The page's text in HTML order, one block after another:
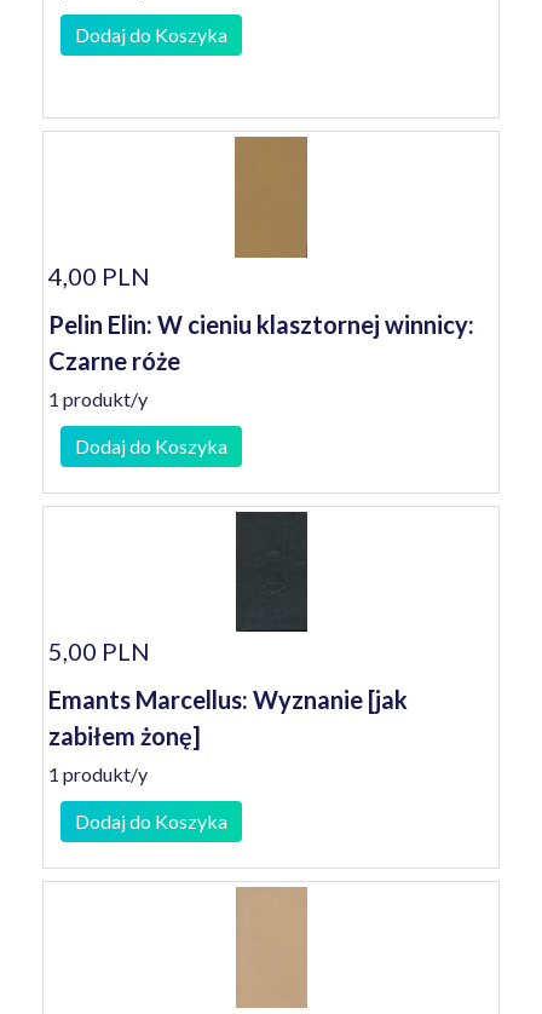
Dodaj do Koszyka
4,00 PLN
Pelin Elin: W cieniu klasztornej winnicy:
Czarne róże
1 produkt/y
Dodaj do Koszyka
5,00 PLN
Emants Marcellus: Wyznanie [jak
zabiłem żonę]
1 produkt/y
Dodaj do Koszyka